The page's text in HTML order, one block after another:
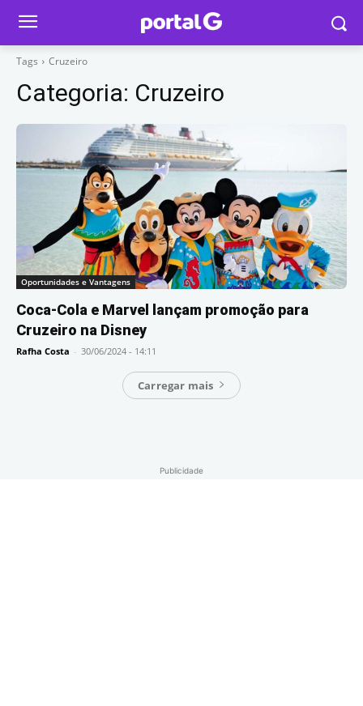
Tags Cruzeiro
Categoria: Cruzeiro
Oportunidades e Vantagens
Coca-Cola e Marvel lançam promoção para
Cruzeiro na Disney
Rafha Costa - 30/06/2024 - 14:11
Carregar mais
Publicidade